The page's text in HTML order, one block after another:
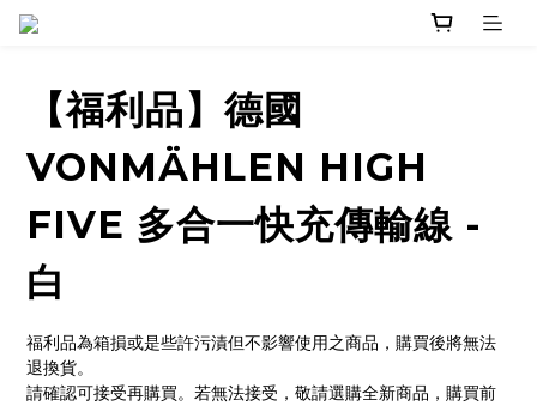
【福利品】德國
VONMÄHLEN HIGH
FIVE 多合一快充傳輸線 -
白
福利品為箱損或是些許污漬但不影響使用之商品，購買後將無法
退換貨。
請確認可接受再購買。若無法接受，敬請選購全新商品，購買前